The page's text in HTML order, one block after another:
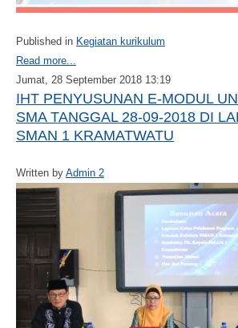
Published in Kegiatan kurikulum
Read more...
Jumat, 28 September 2018 13:19
IHT PENYUSUNAN E-MODUL
SMA TANGGAL 28-09-2018 DI
SMAN 1 KRAMATWATU
Written by Admin 2